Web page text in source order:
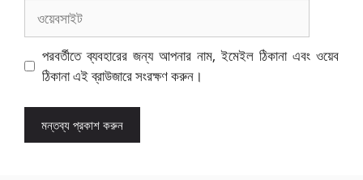
পরবর্তীতে ব্যবহারের জন্য আপনার নাম, ইমেইল ঠিকানা এবং ওয়েব
ঠিকানা এই ব্রাউজারে সংরক্ষণ করুন।